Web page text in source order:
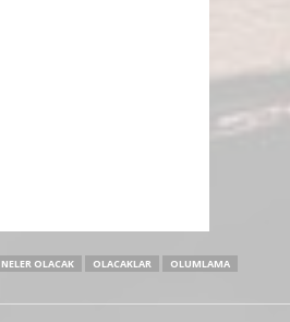
NELER OLACAK OLACAKLAR
OLUMLAMA